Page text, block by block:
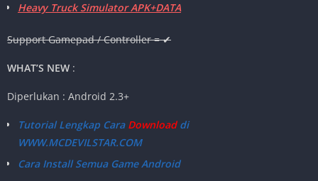
Heavy Truck Simulator APK+DATA
Support Gamepad / Controller = ✔
WHAT’S NEW :
Diperlukan : Android 2.3+
Tutorial Lengkap CaraDownloaddi
WWW.MCDEVILSTAR.COM
Cara Install Semua Game Android